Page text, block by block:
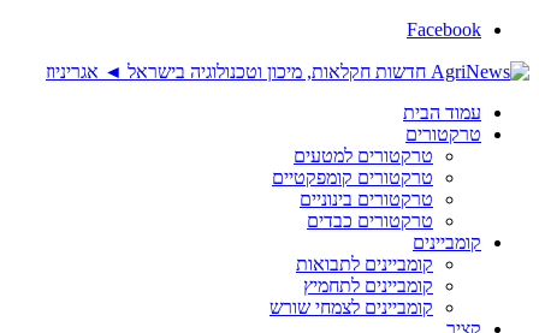
Facebook
עמוד הבית
טרקטורים
טרקטורים למטעים
טרקטורים קומפקטיים
טרקטורים בינוניים
טרקטורים כבדים
קומביינים
קומביינים לתבואות
קומביינים לתחמיץ
קומביינים לצמחי שורש